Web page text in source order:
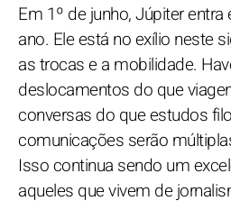
Em 1º de junho, Júpiter
ano. Ele está no exílio neste
as trocas e a mobilidade.
deslocamentos do que
conversas do que estudos
comunicações serão
Isso continua sendo um
aqueles que vivem de